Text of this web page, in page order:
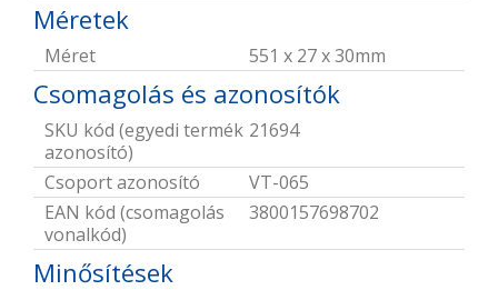
Méretek
Méret 551 x 27 x 30mm
Csomagolás és azonosítók
SKU kód (egyedi termék
azonosító)
21694
Csoport azonosító
VT-065
EAN kód (csomagolás
vonalkód)
3800157698702
Minősítések